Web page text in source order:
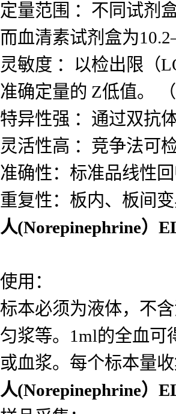
定量范围 ：不同试剂
而血清素试剂盒为
灵敏度 ：以检出限（
准确定量的 Z低值。
特异性强 ：通过双抗
灵活性高 ：竞争法可
准确性：标准品线性
重复性：板内、板间
人(Norepinephrine）
使用：
标本必须为液体，不
匀浆等。1ml的全血可
或血浆。每个标本量
人(Norepinephrine）